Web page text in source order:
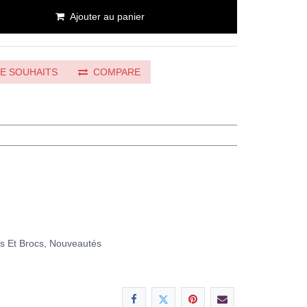
Ajouter au panier
SOUHAITS COMPARE
Et Brocs, Nouveautés